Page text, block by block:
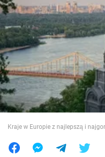
Społeczeństwo
Wojna na Ukrainie
Świat
Jedzenie
Kraje w Europie z najlepszą i